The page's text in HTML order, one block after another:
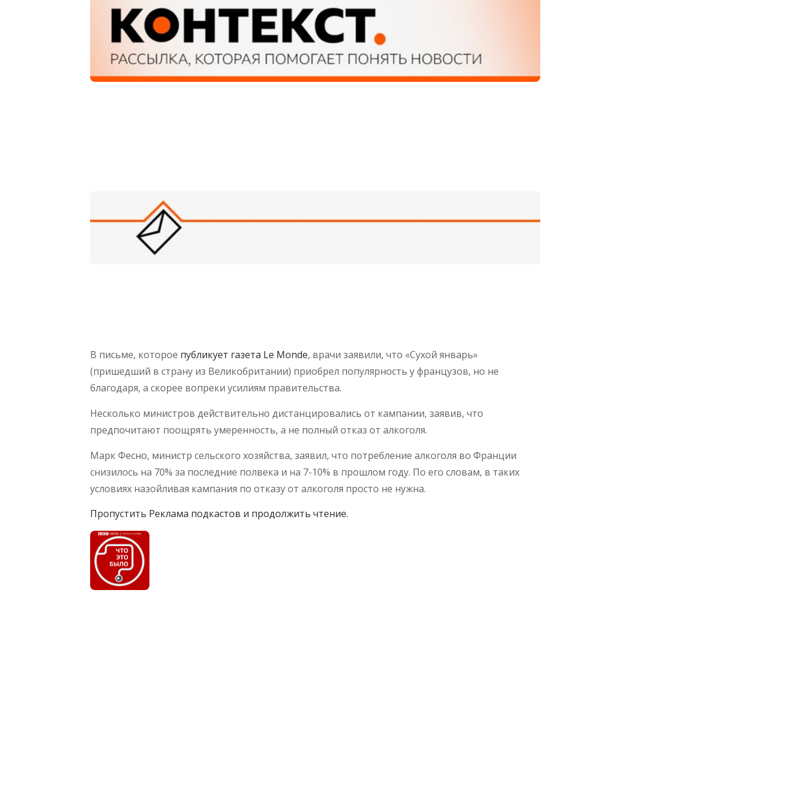
В письме, которое публикует газета Le Monde, врачи заявили, что «Сухой январь»
(пришедший в страну из Великобритании) приобрел популярность у французов, но не
благодаря, а скорее вопреки усилиям правительства.
Несколько министров действительно дистанцировались от кампании, заявив, что
предпочитают поощрять умеренность, а не полный отказ от алкоголя.
Марк Фесно, министр сельского хозяйства, заявил, что потребление алкоголя во Франции
снизилось на 70% за последние полвека и на 7-10% в прошлом году. По его словам, в таких
условиях назойливая кампания по отказу от алкоголя просто не нужна.
Пропустить Реклама подкастов и продолжить чтение.